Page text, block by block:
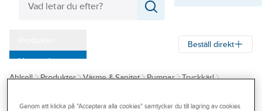
Varumärken
Kampanjer
Outlet
Beställ direkt
Ahlsell Produkter Värme & Sanitet Pumpar
Tryckkärl
Genom att klicka på "Acceptera alla cookies" samtycker du till lagring av cookies